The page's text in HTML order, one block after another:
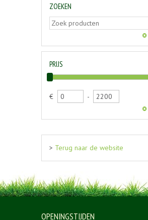
ZOEKEN
PRIJS
€ -
> Terug naar de website
OPENINGSTIJDEN